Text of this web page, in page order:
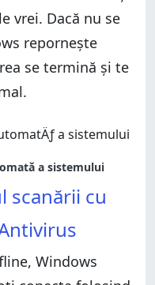
vrei. Dacă nu se
repornește
se termină și te
scanării cu
Windows